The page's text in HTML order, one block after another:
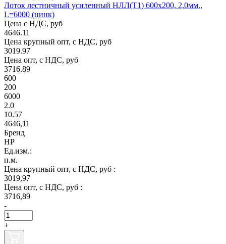
Лоток лестничный усиленный НЛЛ(Т1) 600х200, 2,0мм.,
L=6000 (цинк)
Цена с НДС, руб
4646.11
Цена крупный опт, с НДС, руб
3019.97
Цена опт, с НДС, руб
3716.89
600
200
6000
2.0
10.57
4646,11
Бренд
НР
Ед.изм.:
п.м.
Цена крупный опт, с НДС, руб :
3019,97
Цена опт, с НДС, руб :
3716,89
-
+